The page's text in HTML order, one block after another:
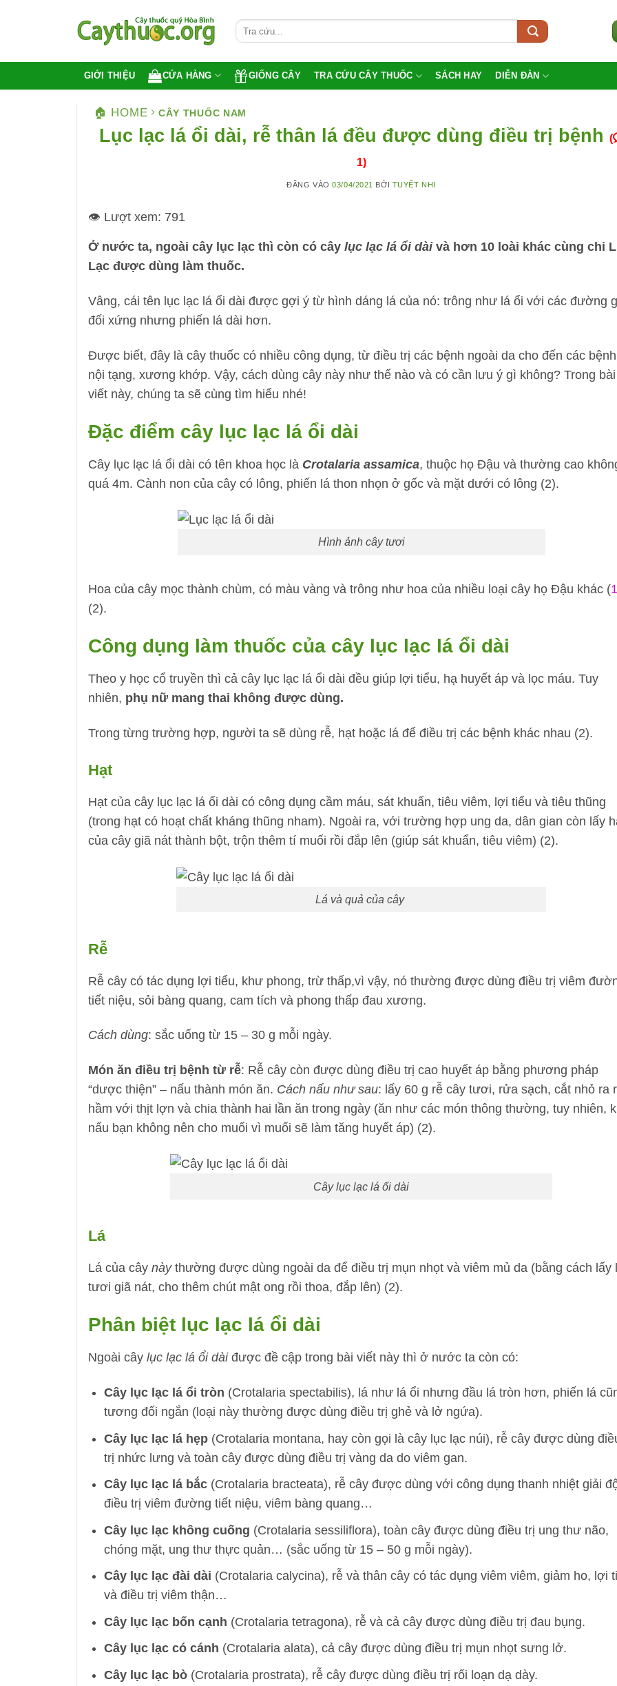
dung
GIỚI THIỆU CỬA HÀNG GIỐNG CÂY TRA CỨU CÂY THUỐC SÁCH HAY DIỄN ĐÀN
🏠 HOME CÂY THUỐC NAM
Lục lạc lá ổi dài, rễ thân lá đều được dùng điều trị bệnh (
1)
ĐĂNG VÀO03/04/2021 BỞI TUYẾT NHI
👁️ Lượt xem: 791
Ở nước ta, ngoài cây lục lạc thì còn có câylục lạc lá ổi dàivà hơn 10 loài khác cùng chi
Lạc được dùng làm thuốc.
Vâng, cái tên lục lạc lá ổi dài được gợi ý từ hình dáng lá của nó: trông như lá ổi với các đường
đối xứng nhưng phiến lá dài hơn.
Được biết, đây là cây thuốc có nhiều công dụng, từ điều trị các bệnh ngoài da cho đến các
nội tạng, xương khớp. Vậy, cách dùng cây này như thế nào và có cần lưu ý gì không? Trong bài
viết này, chúng ta sẽ cùng tìm hiểu nhé!
Đặc điểm cây lục lạc lá ổi dài
Cây lục lạc lá ổi dài có tên khoa học là Crotalaria assamica, thuộc họ Đậu và thường cao
quá 4m. Cành non của cây có lông, phiến lá thon nhọn ở gốc và mặt dưới có lông (2).
Hình ảnh cây tươi
Hoa của cây mọc thành chùm, có màu vàng và trông như hoa của nhiều loại cây họ Đậu khác (1
(2).
Công dụng làm thuốc của cây lục lạc lá ổi dài
Theo y học cổ truyền thì cả cây lục lạc lá ổi dài đều giúp lợi tiểu, hạ huyết áp và lọc máu. Tuy
nhiên, phụ nữ mang thai không được dùng.
Trong từng trường hợp, người ta sẽ dùng rễ, hạt hoặc lá để điều trị các bệnh khác nhau (2).
Hạt
Hạt của cây lục lạc lá ổi dài có công dụng cầm máu, sát khuẩn, tiêu viêm, lợi tiểu và tiêu thũng
(trong hạt có hoạt chất kháng thũng nham). Ngoài ra, với trường hợp ung da, dân gian còn lấy
của cây giã nát thành bột, trộn thêm tí muối rồi đắp lên (giúp sát khuẩn, tiêu viêm) (2).
Lá và quả của cây
Rễ
Rễ cây có tác dụng lợi tiểu, khư phong, trừ thấp,vì vậy, nó thường được dùng điều trị viêm
tiết niệu, sỏi bàng quang, cam tích và phong thấp đau xương.
Cách dùng: sắc uống từ 15 – 30 g mỗi ngày.
Món ăn điều trị bệnh từ rễ: Rễ cây còn được dùng điều trị cao huyết áp bằng phương pháp
“dược thiện” – nấu thành món ăn. Cách nấu như sau: lấy 60 g rễ cây tươi, rửa sạch, cắt nhỏ ra
hầm với thịt lợn và chia thành hai lần ăn trong ngày (ăn như các món thông thường, tuy nhiên,
nấu bạn không nên cho muối vì muối sẽ làm tăng huyết áp) (2).
Câylục lạc lá ổi dài
Lá
Lá của cây nàythường được dùng ngoài da để điều trị mụn nhọt và viêm mủ da (bằng cách lấy
tươi giã nát, cho thêm chút mật ong rồi thoa, đắp lên) (2).
Phân biệt lục lạc lá ổi dài
Ngoài câylục lạc lá ổi dàiđược đề cập trong bài viết này thì ở nước ta còn có:
Cây lục lạc lá ổi tròn (Crotalaria spectabilis), lá như lá ổi nhưng đầu lá tròn hơn, phiến lá
tương đối ngắn (loại này thường được dùng điều trị ghẻ và lở ngứa).
Cây lục lạc lá hẹp(Crotalaria montana, hay còn gọi là cây lục lạc núi), rễ cây được dùng
trị nhức lưng và toàn cây được dùng điều trị vàng da do viêm gan.
Cây lục lạc lá bắc(Crotalaria bracteata), rễ cây được dùng với công dụng thanh nhiệt giải
điều trị viêm đường tiết niệu, viêm bàng quang…
Cây lục lạc không cuống (Crotalaria sessiliflora), toàn cây được dùng điều trị ung thư não,
chóng mặt, ung thư thực quản… (sắc uống từ 15 – 50 g mỗi ngày).
Cây lục lạc đài dài (Crotalaria calycina), rễ và thân cây có tác dụng viêm viêm, giảm ho, lợi
và điều trị viêm thận…
Cây lục lạc bốn cạnh (Crotalaria tetragona), rễ và cả cây được dùng điều trị đau bụng.
Cây lục lạc có cánh (Crotalaria alata), cả cây được dùng điều trị mụn nhọt sưng lở.
Cây lục lạc bò(Crotalaria prostrata), rễ cây được dùng điều trị rối loạn dạ dày.